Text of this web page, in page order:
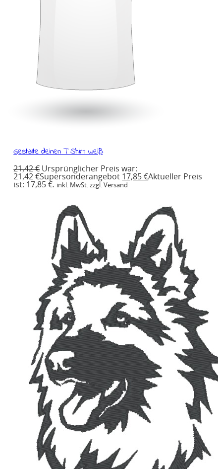
Gestalte deinen T Shirt weiß
21,42€ Ursprünglicher Preis war:
21,42 €Supersonderangebot 17,85€Aktueller Preis
ist: 17,85 €. inkl. MwSt. zzgl. Versand